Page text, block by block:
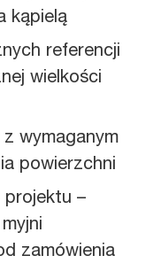
kąpielą
referencji
wielkości
wymaganym
powierzchni
projektu –
zamówienia